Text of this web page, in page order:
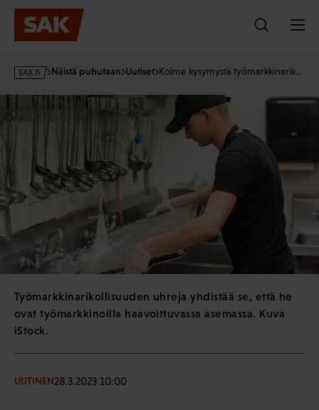
Hyppää
sisältöön
s
·
Näistä puhutaan Uutiset Kolme kysymystä työmarkkinarik…
Työmarkkinarikollisuuden uhreja yhdistää se, että he
ovat työmarkkinoilla haavoittuvassa asemassa. Kuva
iStock.
UUTINEN28.3.2023 10:00